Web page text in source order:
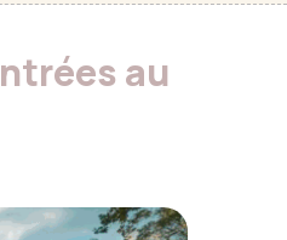
au